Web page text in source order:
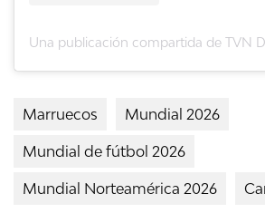
Marruecos Mundial 2026
Mundial de fútbol 2026
Mundial Norteamérica 2026